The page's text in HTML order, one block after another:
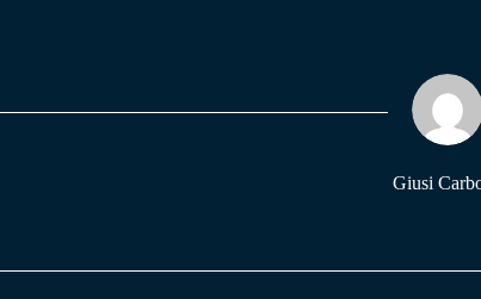
pp m
Giusi